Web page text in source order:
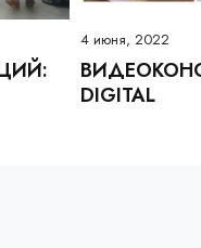
4 июня, 2022
DIGITAL